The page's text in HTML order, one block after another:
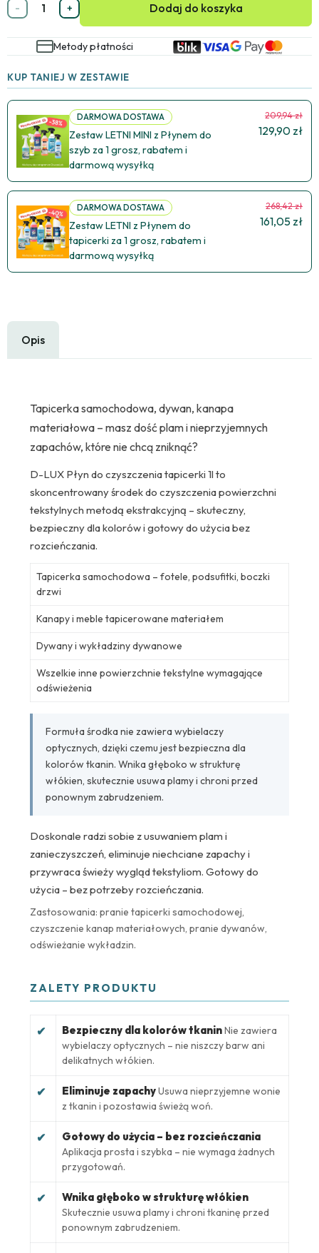
- + Dodaj do koszyka
Metody płatności
KUP TANIEJ W ZESTAWIE
DARMOWA DOSTAWA
Zestaw LETNI MINI z Płynem do
szyb za 1 grosz, rabatem i
darmową wysyłką
209,94 zł
129,90 zł
DARMOWA DOSTAWA
Zestaw LETNI z Płynem do
tapicerki za 1 grosz, rabatem i
darmową wysyłką
268,42 zł
161,05 zł
Opis
Tapicerka samochodowa, dywan, kanapa
materiałowa – masz dość plam i nieprzyjemnych
zapachów, które nie chcą zniknąć?
D-LUX Płyn do czyszczenia tapicerki 1l to
skoncentrowany środek do czyszczenia powierzchni
tekstylnych metodą ekstrakcyjną – skuteczny,
bezpieczny dla kolorów i gotowy do użycia bez
rozcieńczania.
Tapicerka samochodowa – fotele, podsufitki, boczki
drzwi
Kanapy i meble tapicerowane materiałem
Dywany i wykładziny dywanowe
Wszelkie inne powierzchnie tekstylne wymagające
odświeżenia
Formuła środka nie zawiera wybielaczy
optycznych, dzięki czemu jest bezpieczna dla
kolorów tkanin. Wnika głęboko w strukturę
włókien, skutecznie usuwa plamy i chroni przed
ponownym zabrudzeniem.
Doskonale radzi sobie z usuwaniem plam i
zanieczyszczeń, eliminuje niechciane zapachy i
przywraca świeży wygląd tekstyliom. Gotowy do
użycia – bez potrzeby rozcieńczania.
Zastosowania: pranie tapicerki samochodowej,
czyszczenie kanap materiałowych, pranie dywanów,
odświeżanie wykładzin.
ZALETY PRODUKTU
✔ Bezpieczny dla kolorów tkaninNie zawiera
wybielaczy optycznych – nie niszczy barw ani
delikatnych włókien.
✔ Eliminuje zapachyUsuwa nieprzyjemne wonie
z tkanin i pozostawia świeżą woń.
✔ Gotowy do użycia – bez rozcieńczania
Aplikacja prosta i szybka – nie wymaga żadnych
przygotowań.
✔ Wnika głęboko w strukturę włókien
Skutecznie usuwa plamy i chroni tkaninę przed
ponownym zabrudzeniem.